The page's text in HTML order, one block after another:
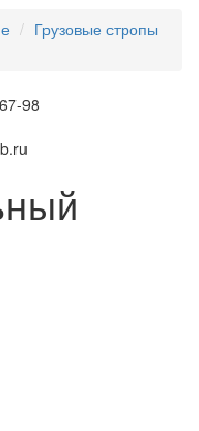
Грузовые стропы
98